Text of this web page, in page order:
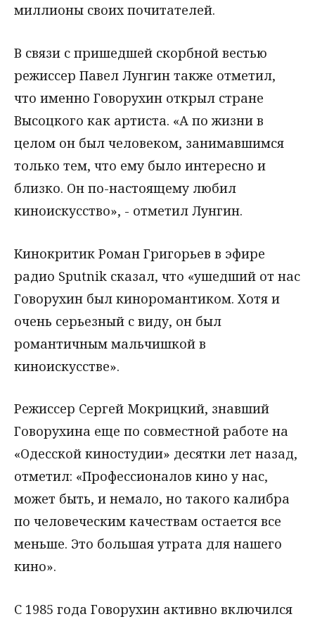
миллионы своих почитателей.
В связи с пришедшей скорбной вестью
режиссер Павел Лунгин также отметил,
что именно Говорухин открыл стране
Высоцкого как артиста. «А по жизни в
целом он был человеком, занимавшимся
только тем, что ему было интересно и
близко. Он по-настоящему любил
киноискусство», - отметил Лунгин.
Кинокритик Роман Григорьев в эфире
радио Sputnik сказал, что «ушедший от нас
Говорухин был киноромантиком. Хотя и
очень серьезный с виду, он был
романтичным мальчишкой в
киноискусстве».
Режиссер Сергей Мокрицкий, знавший
Говорухина еще по совместной работе на
«Одесской киностудии» десятки лет назад,
отметил: «Профессионалов кино у нас,
может быть, и немало, но такого калибра
по человеческим качествам остается все
меньше. Это большая утрата для нашего
кино».
С 1985 года Говорухин активно включился